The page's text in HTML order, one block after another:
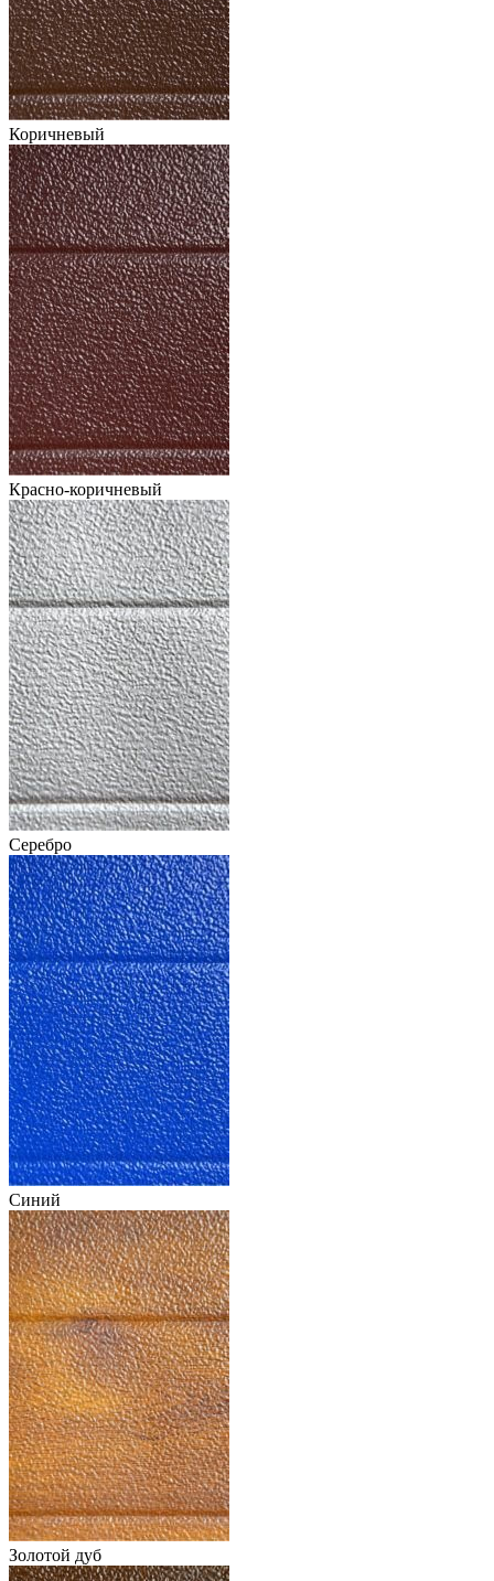
Коричневый
Красно-коричневый
Серебро
Синий
Золотой дуб